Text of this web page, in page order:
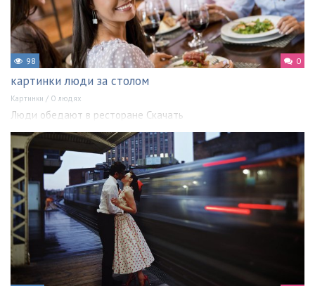
98 0
картинки люди за столом
Картинки / О людях
Люди обедают в ресторане Скачать